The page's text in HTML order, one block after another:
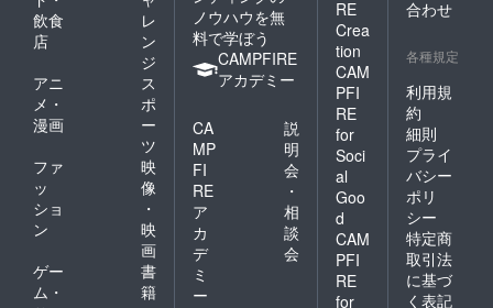
飲食
店
レ
ン
ジ
アニ
メ・
漫画
ス
ポ
ー
ツ
ファ
ッ
ショ
ン
映
像
・
映
画
ゲー
ム・
書
籍
ノウハウを無
料で学ぼう
CAMPFIRE
アカデミー
CA
MP
FI
RE
ア
カ
デ
ミ
ー
説
明
会
・
相
談
会
RE
Crea
tion
CAM
PFI
RE
for
Soci
al
Goo
d
CAM
PFI
RE
for
合わせ
各種規定
利用規
約
細則
プライ
バシー
ポリ
シー
特定商
取引法
に基づ
く表記